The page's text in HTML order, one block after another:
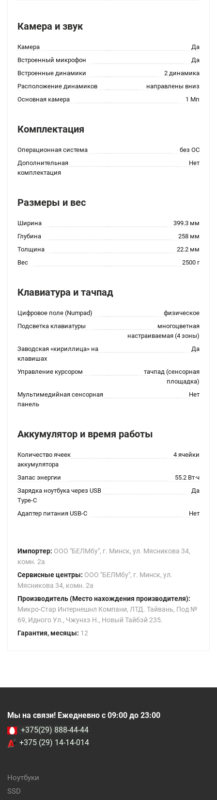
Камера и звук
Камера
Да
Встроенный микрофон
Да
Встроенные динамики
2 динамика
Расположение динамиков
направлены вниз
Основная камера
1 Мп
Комплектация
Операционная система
без ОС
Дополнительная
комплектация
Нет
Размеры и вес
Ширина
399.3 мм
Глубина
258 мм
Толщина
22.2 мм
Вес
2500 г
Клавиатура и тачпад
Цифровое поле (Numpad)
физическое
Подсветка клавиатуры
многоцветная
настраиваемая (4 зоны)
Заводская «кириллица» на
клавишах
Да
Управление курсором
тачпад (сенсорная
площадка)
Мультимедийная сенсорная
панель
Нет
Аккумулятор и время работы
Количество ячеек
аккумулятора
4 ячейки
Запас энергии
55.2 Вт·ч
Зарядка ноутбука через USB
Type-C
Да
Адаптер питания USB-C Нет
Импортер: ООО "БЕЛМбу", г. Минск, ул. Мясникова 34,
комн. 2а
Сервисные центры: ООО "БЕЛМбу", г. Минск, ул.
Мясникова 34, комн. 2а
Производитель (Место нахождения производителя):
Микро-Стар Интернешнл Компани, ЛТД. Тайвань, Под №
69, Идного Ул., Чжунхэ Н., Новый Тайбэй 235.
Гарантия, месяцы: 12
Мы на связи! Ежедневно с 09:00 до 23:00
+375(29) 888-44-44
+375 (29) 14-14-014
Ноутбуки
SSD